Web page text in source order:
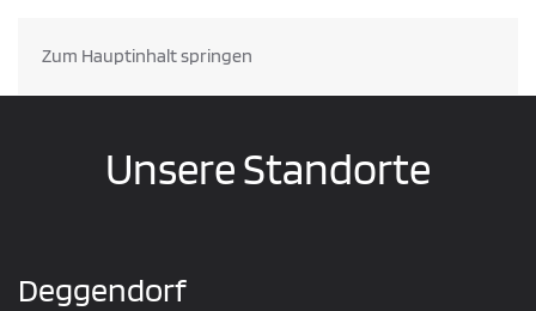
Zum Hauptinhalt springen
Unsere Standorte
Deggendorf